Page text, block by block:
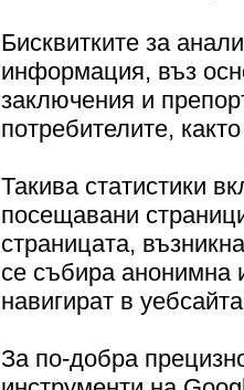
Бисквитките за
информация, въз
заключения и
потребителите,
Такива статистики
посещавани
страницата,
се събира анонимна
навигират в
За по-добра